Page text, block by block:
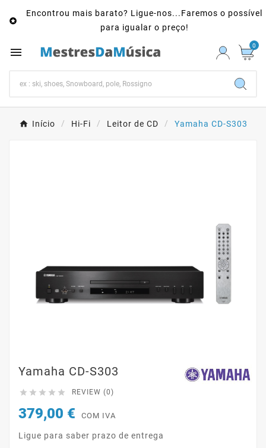

Encontrou mais barato? Ligue-nos...Faremos o possível
para igualar o preço!
 0
Início Hi-Fi Leitor de CD Yamaha CD-S303
Yamaha CD-S303
     REVIEW (0)
379,00 € COM IVA
Ligue para saber prazo de entrega